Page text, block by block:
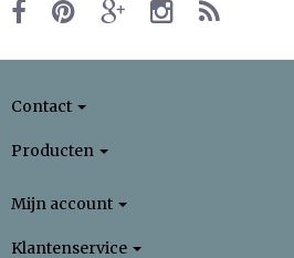
Contact
Producten
Mijn account
Klantenservice